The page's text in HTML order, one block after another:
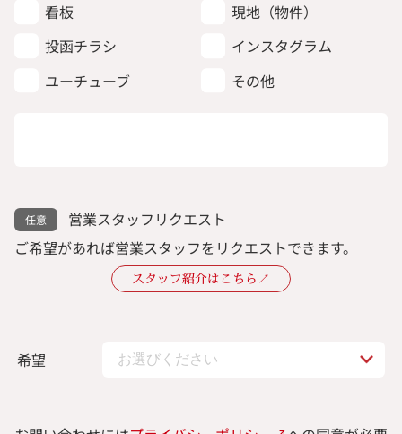
看板
現地（物件）
投函チラシ
インスタグラム
ユーチューブ
その他
営業スタッフリクエスト
ご希望があれば営業スタッフをリクエストできます。
スタッフ紹介はこちら↗︎
希望